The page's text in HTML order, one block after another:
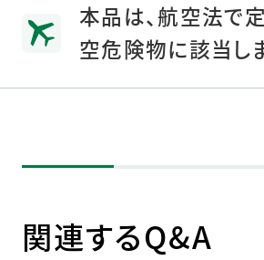
本品は、航空法で
空危険物に該当し
関連するQ&A